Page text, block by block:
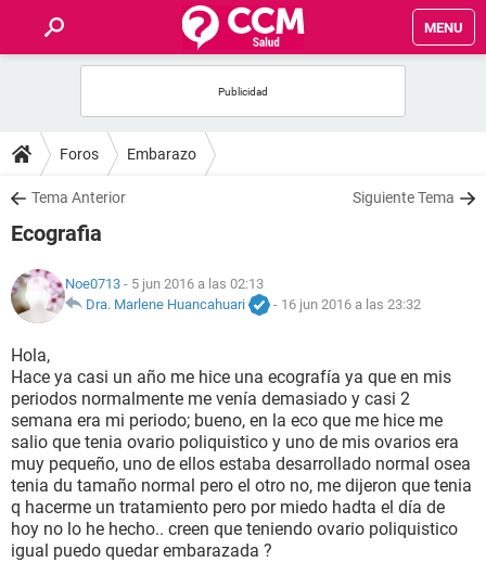
MENU
FOROS
SALUD
FAMILIA
NUTRICIÓN
BIENESTAR
SEXUALIDAD
GLOSARIO
Foros Embarazo
Tema Anterior Siguiente Tema
Ecografia
Noe0713 - 5 jun 2016 a las 02:13
Dra. Marlene Huancahuari
- 16 jun 2016 a las 23:32
Hola,
Hace ya casi un año me hice una ecografía ya que en mis
periodos normalmente me venía demasiado y casi 2
semana era mi periodo; bueno, en la eco que me hice me
salio que tenia ovario poliquistico y uno de mis ovarios era
muy pequeño, uno de ellos estaba desarrollado normal osea
tenia du tamaño normal pero el otro no, me dijeron que tenia
q hacerme un tratamiento pero por miedo hadta el día de
hoy no lo he hecho.. creen que teniendo ovario poliquistico
igual puedo quedar embarazada ?